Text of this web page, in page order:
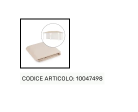
CODICE ARTICOLO: 10047498